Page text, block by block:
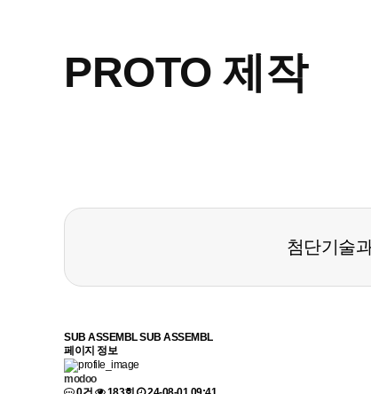
PROTO 제작
첨단기술
SUB ASSEMBLSUB ASSEMBL
페이지 정보
modoo